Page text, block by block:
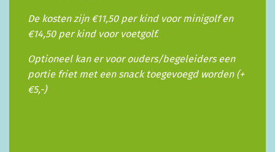
De kosten zijn €11,50 per kind voor minigolf en
€14,50 per kind voor voetgolf.
Optioneel kan er voor ouders/begeleiders een
portie friet met een snack toegevoegd worden (+
€5,-)